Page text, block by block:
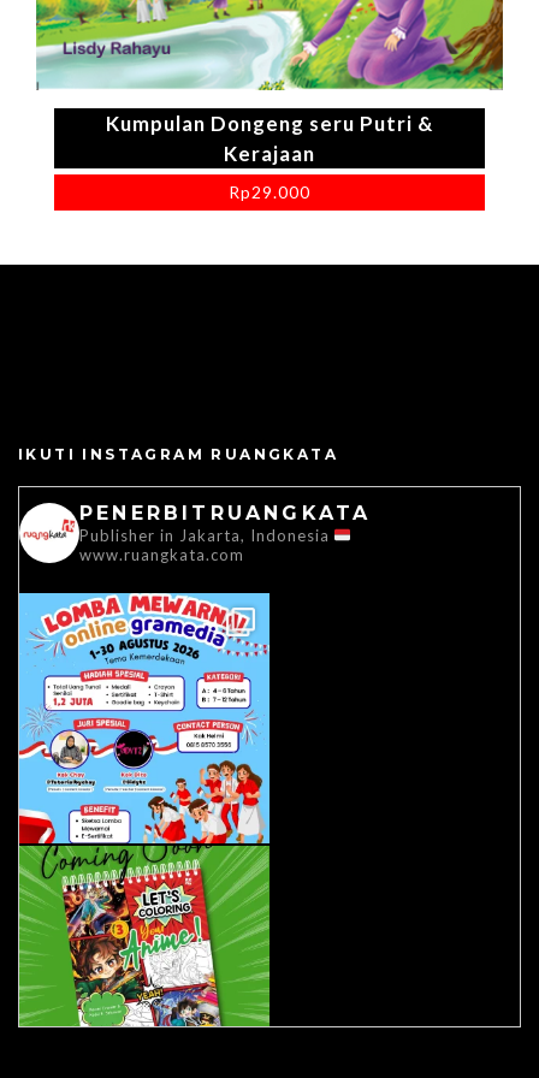
Kumpulan Dongeng seru Putri &
Kerajaan
Rp29.000
IKUTI INSTAGRAM RUANGKATA
PENERBITRUANGKATA
Publisher in Jakarta, Indonesia
www.ruangkata.com